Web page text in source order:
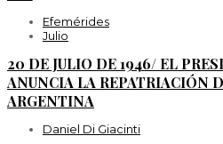
Efemérides
Julio
20 DE JULIO DE 1946/ EL
ANUNCIA LA REPATRIACIÓN
ARGENTINA
Daniel Di Giacinti